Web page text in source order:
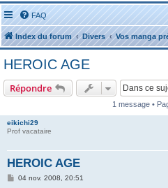
FAQ
Index du forum Divers Vos manga
HEROIC AGE
Répondre
1 message •
eikichi29
Prof vacataire
HEROIC AGE
M04 nov. 2008, 20:51